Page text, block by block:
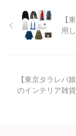
【
用
【東京タラレバ
のインテリア雑